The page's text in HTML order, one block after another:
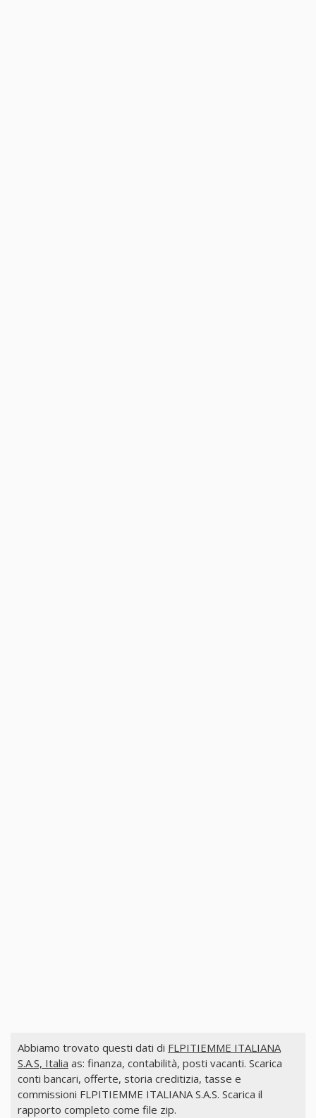
Abbiamo trovato questi dati di FLPITIEMME ITALIANA
S.A.S, Italia as: finanza, contabilità, posti vacanti. Scarica
conti bancari, offerte, storia creditizia, tasse e
commissioni FLPITIEMME ITALIANA S.A.S. Scarica il
rapporto completo come file zip.